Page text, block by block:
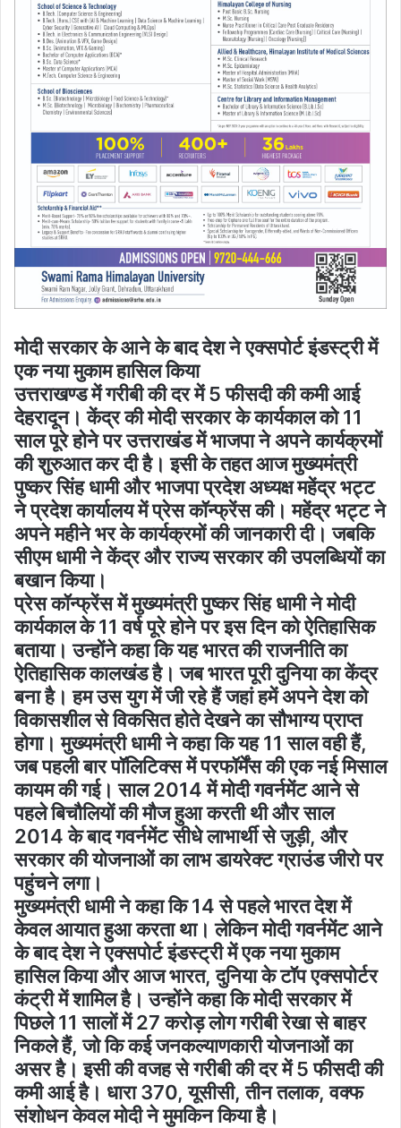
मोदी सरकार के आने के बाद देश ने एक्सपोर्ट इंडस्ट्री में
एक नया मुकाम हासिल किया
उत्तराखण्ड में गरीबी की दर में 5 फीसदी की कमी आई
देहरादून। केंद्र की मोदी सरकार के कार्यकाल को 11
साल पूरे होने पर उत्तराखंड में भाजपा ने अपने कार्यक्रमों
की शुरुआत कर दी है। इसी के तहत आज मुख्यमंत्री
पुष्कर सिंह धामी और भाजपा प्रदेश अध्यक्ष महेंद्र भट्ट
ने प्रदेश कार्यालय में प्रेस कॉन्फ्रेंस की। महेंद्र भट्ट ने
अपने महीने भर के कार्यक्रमों की जानकारी दी। जबकि
सीएम धामी ने केंद्र और राज्य सरकार की उपलब्धियों का
बखान किया।
प्रेस कॉन्फ्रेंस में मुख्यमंत्री पुष्कर सिंह धामी ने मोदी
कार्यकाल के 11 वर्ष पूरे होने पर इस दिन को ऐतिहासिक
बताया। उन्होंने कहा कि यह भारत की राजनीति का
ऐतिहासिक कालखंड है। जब भारत पूरी दुनिया का केंद्र
बना है। हम उस युग में जी रहे हैं जहां हमें अपने देश को
विकासशील से विकसित होते देखने का सौभाग्य प्राप्त
होगा। मुख्यमंत्री धामी ने कहा कि यह 11 साल वही हैं,
जब पहली बार पॉलिटिक्स में परफॉर्मेंस की एक नई मिसाल
कायम की गई। साल 2014 में मोदी गवर्नमेंट आने से
पहले बिचौलियों की मौज हुआ करती थी और साल
2014 के बाद गवर्नमेंट सीधे लाभार्थी से जुड़ी, और
सरकार की योजनाओं का लाभ डायरेक्ट ग्राउंड जीरो पर
पहुंचने लगा।
मुख्यमंत्री धामी ने कहा कि 14 से पहले भारत देश में
केवल आयात हुआ करता था। लेकिन मोदी गवर्नमेंट आने
के बाद देश ने एक्सपोर्ट इंडस्ट्री में एक नया मुकाम
हासिल किया और आज भारत, दुनिया के टॉप एक्सपोर्टर
कंट्री में शामिल है। उन्होंने कहा कि मोदी सरकार में
पिछले 11 सालों में 27 करोड़ लोग गरीबी रेखा से बाहर
निकले हैं, जो कि कई जनकल्याणकारी योजनाओं का
असर है। इसी की वजह से गरीबी की दर में 5 फीसदी की
कमी आई है। धारा 370, यूसीसी, तीन तलाक, वक्फ
संशोधन केवल मोदी ने मुमकिन किया है।